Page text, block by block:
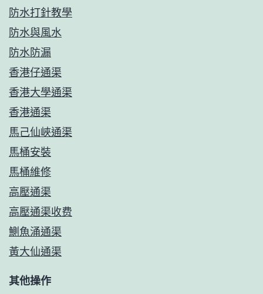
防水打針教學
防水與風水
防水防漏
香港仔通渠
香港大學通渠
香港通渠
馬己仙峽通渠
馬桶安裝
馬桶維修
高壓通渠
高壓通渠收费
鰂魚涌通渠
黃大仙通渠
其他操作